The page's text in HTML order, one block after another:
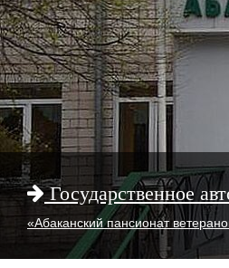
Государственное
«Абаканский пансионат